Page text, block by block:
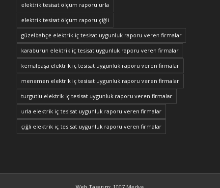
elektrik tesisat ölçüm raporu urla
elektrik tesisat ölçüm raporu çiğli
güzelbahçe elektrik iç tesisat uygunluk raporu veren firmalar
karaburun elektrik iç tesisat uygunluk raporu veren firmalar
kemalpaşa elektrik iç tesisat uygunluk raporu veren firmalar
menemen elektrik iç tesisat uygunluk raporu veren firmalar
turgutlu elektrik iç tesisat uygunluk raporu veren firmalar
urla elektrik iç tesisat uygunluk raporu veren firmalar
çiğli elektrik iç tesisat uygunluk raporu veren firmalar